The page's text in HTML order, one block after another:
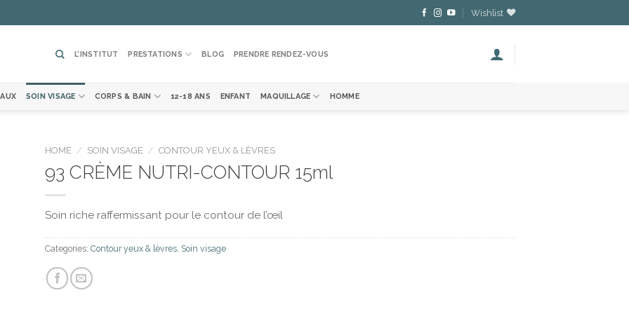
Wishlist
L’INSTITUT PRESTATIONS BLOG PRENDRE RENDEZ-VOUS
SOIN VISAGE CORPS & BAIN 12-18 ANS ENFANT MAQUILLAGE HOMME
HOME / SOIN VISAGE / CONTOUR YEUX & LÈVRES
93 CRÈME NUTRI-CONTOUR 15ml
Soin riche raffermissant pour le contour de l’œil
Categories: Contour yeux & lèvres, Soin visage